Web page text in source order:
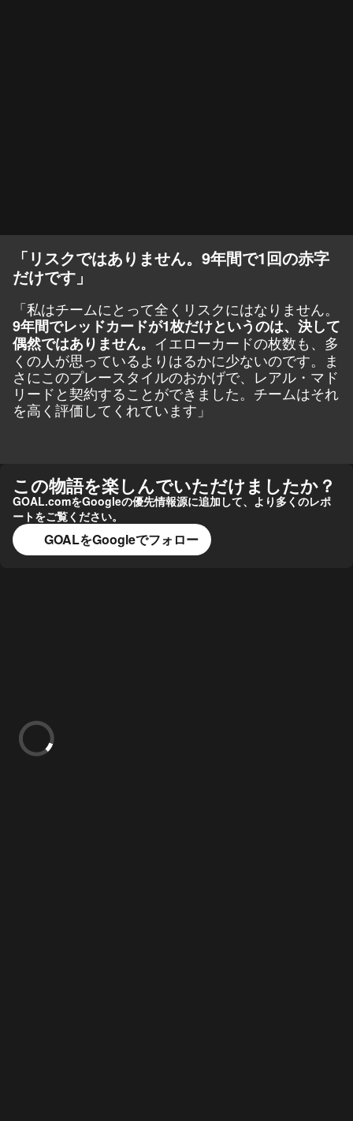
「リスクではありません。9年間で1回の赤字
だけです」
「私はチームにとって全くリスクにはなりません。
9年間でレッドカードが1枚だけというのは、決して
偶然ではありません。 イエローカードの枚数も、多
くの人が思っているよりはるかに少ないのです。ま
さにこのプレースタイルのおかげで、レアル・マド
リードと契約することができました。チームはそれ
を高く評価してくれています」
この物語を楽しんでいただけましたか？
GOAL.comをGoogleの優先情報源に追加して、より多くのレポ
ートをご覧ください。
GOALをGoogleでフォロー